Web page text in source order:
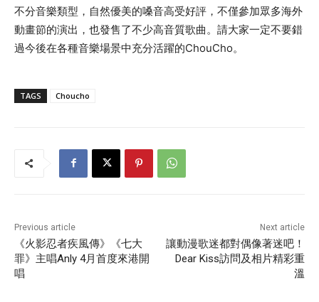
不分音樂類型，自然優美的嗓音高受好評，不僅參加眾多海外
動畫節的演出，也發售了不少高音質歌曲。請大家一定不要錯
過今後在各種音樂場景中充分活躍的ChouCho。
TAGS Choucho
Previous article
《火影忍者疾風傳》《七大
罪》主唱Anly 4月首度來港開
唱
Next article
讓動漫歌迷都對偶像著迷吧！
Dear Kiss訪問及相片精彩重
溫